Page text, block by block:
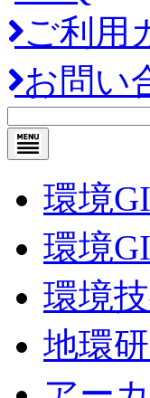
ご利用
お問い
環境
環境
環境
地環